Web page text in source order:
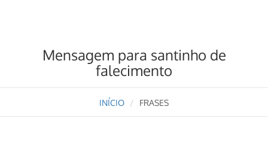
Mensagem para santinho de
falecimento
INÍCIO FRASES